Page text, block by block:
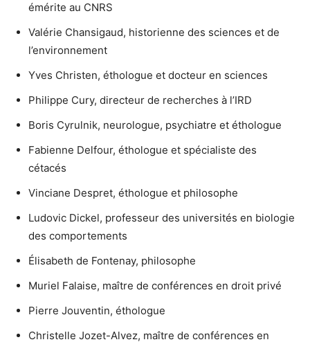
émérite au CNRS
Valérie Chansigaud, historienne des sciences et de
l’environnement
Yves Christen, éthologue et docteur en sciences
Philippe Cury, directeur de recherches à l’IRD
Boris Cyrulnik, neurologue, psychiatre et éthologue
Fabienne Delfour, éthologue et spécialiste des
cétacés
Vinciane Despret, éthologue et philosophe
Ludovic Dickel, professeur des universités en biologie
des comportements
Élisabeth de Fontenay, philosophe
Muriel Falaise, maître de conférences en droit privé
Pierre Jouventin, éthologue
Christelle Jozet-Alvez, maître de conférences en